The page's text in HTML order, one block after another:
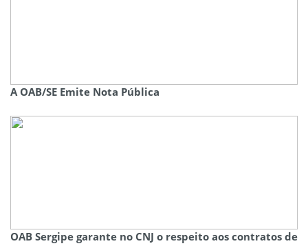
A OAB/SE Emite Nota Pública
OAB Sergipe garante no CNJ o respeito aos contratos de